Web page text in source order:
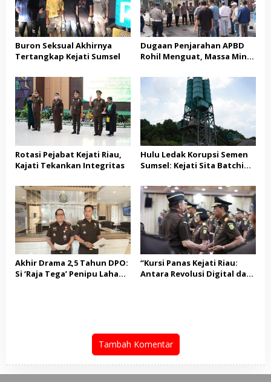
Buron Seksual Akhirnya
Tertangkap Kejati Sumsel
Dugaan Penjarahan APBD
Rohil Menguat, Massa Minta
Diperiksa
Rotasi Pejabat Kejati Riau,
Kajati Tekankan Integritas
Hulu Ledak Korupsi Semen
Sumsel: Kejati Sita Batching
Akhir Drama 2,5 Tahun DPO:
Si ‘Raja Tega’ Penipu Lahan
“Kursi Panas Kejati Riau:
Antara Revolusi Digital dan
Tambah Komentar